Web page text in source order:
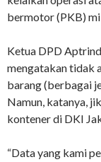
bermotor (PKB)
Ketua DPD
mengatakan tidak
barang (berbagai
Namun, katanya,
kontener di DKI
“Data yang kami